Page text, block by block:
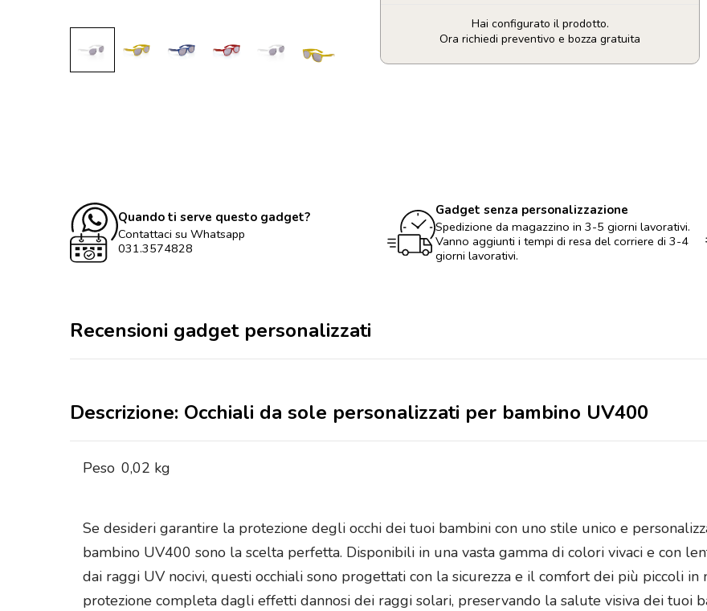
Hai configurato il prodotto.
Ora richiedi preventivo e bozza gratuita
Occhiali
Quando ti serve questo gadget?
Contattaci su Whatsapp
031.3574828
Gadget senza personalizzazione
Spedizione da magazzino in 3-5 giorni lavorativi.
Vanno aggiunti i tempi di resa del corriere di 3-4
giorni lavorativi.
Recensioni gadget personalizzati
Descrizione: Occhiali da sole personalizzati per bambino UV400
Peso 0,02 kg
Se desideri garantire la protezione degli occhi dei tuoi bambini con uno stile unico e
bambino UV400 sono la scelta perfetta. Disponibili in una vasta gamma di colori vivaci e con
dai raggi UV nocivi, questi occhiali sono progettati con la sicurezza e il comfort dei più piccoli
protezione completa dagli effetti dannosi dei raggi solari, preservando la salute visiva dei tuoi